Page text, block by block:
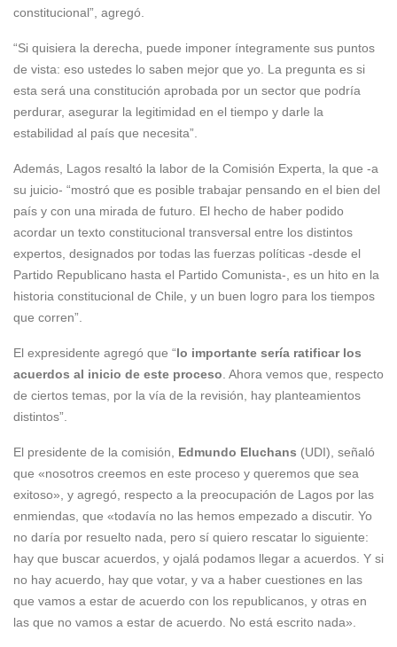
constitucional”, agregó.
“Si quisiera la derecha, puede imponer íntegramente sus puntos
de vista: eso ustedes lo saben mejor que yo. La pregunta es si
esta será una constitución aprobada por un sector que podría
perdurar, asegurar la legitimidad en el tiempo y darle la
estabilidad al país que necesita”.
Además, Lagos resaltó la labor de la Comisión Experta, la que -a
su juicio- “mostró que es posible trabajar pensando en el bien del
país y con una mirada de futuro. El hecho de haber podido
acordar un texto constitucional transversal entre los distintos
expertos, designados por todas las fuerzas políticas -desde el
Partido Republicano hasta el Partido Comunista-, es un hito en la
historia constitucional de Chile, y un buen logro para los tiempos
que corren”.
El expresidente agregó que “lo importante sería ratificar los
acuerdos al inicio de este proceso. Ahora vemos que, respecto
de ciertos temas, por la vía de la revisión, hay planteamientos
distintos”.
El presidente de la comisión, Edmundo Eluchans (UDI), señaló
que «nosotros creemos en este proceso y queremos que sea
exitoso», y agregó, respecto a la preocupación de Lagos por las
enmiendas, que «todavía no las hemos empezado a discutir. Yo
no daría por resuelto nada, pero sí quiero rescatar lo siguiente:
hay que buscar acuerdos, y ojalá podamos llegar a acuerdos. Y si
no hay acuerdo, hay que votar, y va a haber cuestiones en las
que vamos a estar de acuerdo con los republicanos, y otras en
las que no vamos a estar de acuerdo. No está escrito nada».